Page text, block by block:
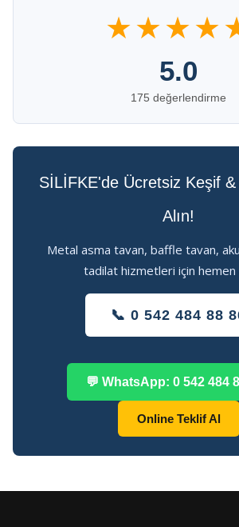
5.0
175 değerlendirme
SİLİFKE'de Ücretsiz Keşif &
Alın!
Metal asma tavan, baffle tavan,
tadilat hizmetleri için hemen
📞 0 542 484 88
💬 WhatsApp: 0 542 484
Online Teklif Al